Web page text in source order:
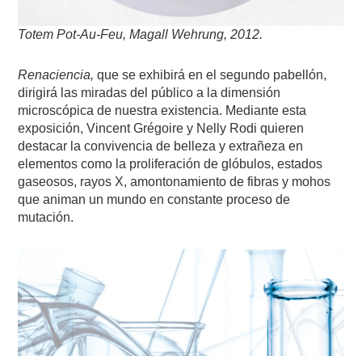
Totem Pot-Au-Feu, Magall Wehrung, 2012.
Renaciencia, que se exhibirá en el segundo pabellón,
dirigirá las miradas del público a la dimensión
microscópica de nuestra existencia. Mediante esta
exposición, Vincent Grégoire y Nelly Rodi quieren
destacar la convivencia de belleza y extrañeza en
elementos como la proliferación de glóbulos, estados
gaseosos, rayos X, amontonamiento de fibras y mohos
que animan un mundo en constante proceso de
mutación.